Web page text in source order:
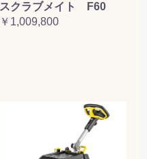
スクラブメイト F60
￥1,009,800